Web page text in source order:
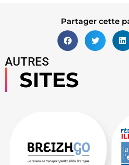
Partager cette
AUTRES
SITES